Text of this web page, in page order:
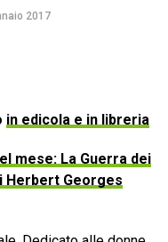
2017
in edicola e in libreria
mese: La Guerra dei
Herbert Georges